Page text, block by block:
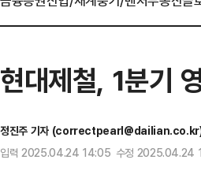
현대제철, 1분기
정진주 기자
입력 2025.04.24 14:05 수정 2025.04.24